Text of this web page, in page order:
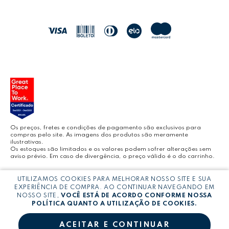
BLOG LEONORA
Os preços, fretes e condições de pagamento são exclusivos para
compras pelo site. As imagens dos produtos são meramente
ilustrativas.
Os estoques são limitados e os valores podem sofrer alterações sem
aviso prévio. Em caso de divergência, o preço válido é o do carrinho.
Copyright © LEONORA COMERCIO INTERNACIONAL LTDA - CNPJ:
03.064.692/0005-53
UTILIZAMOS COOKIES PARA MELHORAR NOSSO SITE E SUA
EXPERIÊNCIA DE COMPRA. AO CONTINUAR NAVEGANDO EM
NOSSO SITE,VOCÊ ESTÁ DE ACORDO CONFORME NOSSA
POLÍTICA QUANTO A UTILIZAÇÃO DE COOKIES.
ACEITAR E CONTINUAR